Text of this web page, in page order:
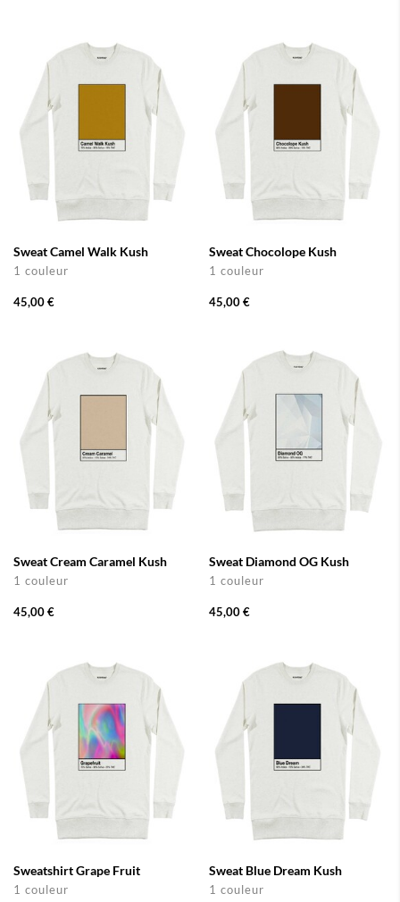
Sweat Camel Walk Kush
1 couleur
45,00 €
Sweat Chocolope Kush
1 couleur
45,00 €
Sweat Cream Caramel Kush
1 couleur
45,00 €
Sweat Diamond OG Kush
1 couleur
45,00 €
Sweatshirt Grape Fruit
1 couleur
Sweat Blue Dream Kush
1 couleur